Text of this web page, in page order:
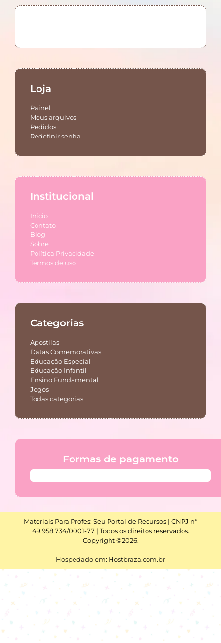
Loja
Painel
Meus arquivos
Pedidos
Redefinir senha
Institucional
Início
Contato
Blog
Sobre
Política Privacidade
Termos de uso
Categorias
Apostilas
Datas Comemorativas
Educação Especial
Educação Infantil
Ensino Fundamental
Jogos
Todas categorias
Formas de pagamento
Materiais Para Profes: Seu Portal de Recursos | CNPJ nº
49.958.734/0001-77 | Todos os direitos reservados.
Copyright ©2026.
Hospedado em: Hostbraza.com.br